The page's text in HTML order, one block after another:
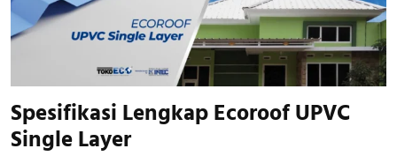
Spesifikasi Lengkap Ecoroof UPVC
Single Layer